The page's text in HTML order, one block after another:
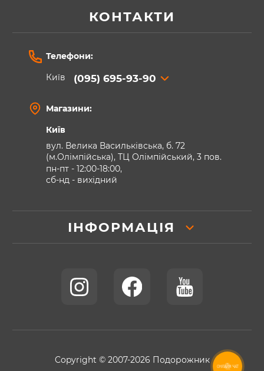
КОНТАКТИ
Телефони:
Київ
(095) 695-93-90
Магазини:
Київ
вул. Велика Васильківська, б. 72
(м.Олімпійська), ТЦ Олімпійський, 3 пов.
пн-пт - 12:00-18:00,
сб-нд - вихідний
ІНФОРМАЦІЯ
Copyright © 2007-2026 Подорожник
ОНЛАЙН ЧАТ